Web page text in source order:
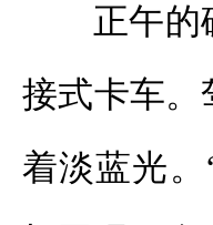
正午的
接式卡车。
着淡蓝光